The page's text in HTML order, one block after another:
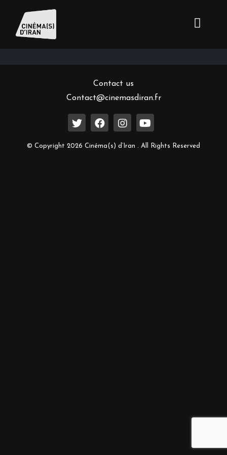
Inscrivez-vous à notre newsletter
Contact us
Contact@cinemasdiran.fr
© Copyright 2026 Cinéma(s) d’Iran . All Rights Reserved